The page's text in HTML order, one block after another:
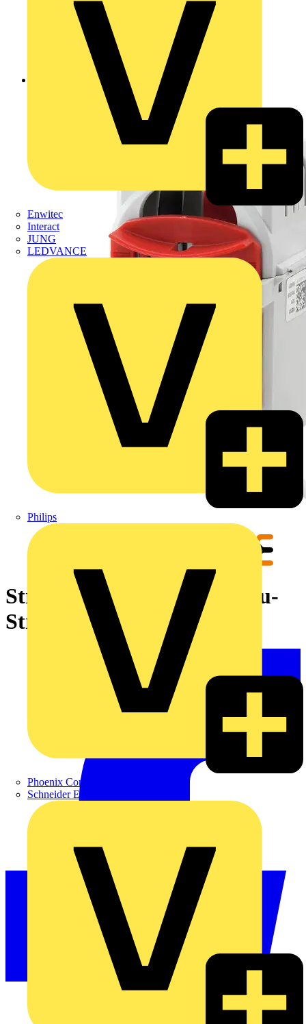
Enwitec
Interact
JUNG
LEDVANCE
Philips
Phoenix Contact
Schneider Electric
Zurück zu Produkte
Stromwandler, Kabelumbau-
Stromwandler